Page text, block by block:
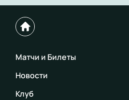
Матчи и Билеты
Новости
Клуб